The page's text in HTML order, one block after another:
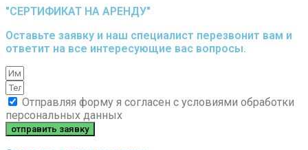
"СЕРТИФИКАТ НА АРЕНДУ"
Оставьте заявку и наш специалист перезвонит вам и
ответит на все интересующие вас вопросы.
Отправляя форму я согласен с условиями обработки
персональных данных
отправить заявку